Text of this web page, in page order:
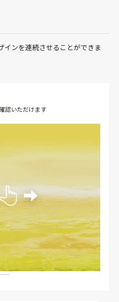
インを連続させることができま
認いただけます